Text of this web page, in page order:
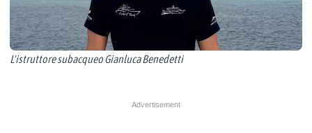
L'istruttore subacqueo Gianluca Benedetti